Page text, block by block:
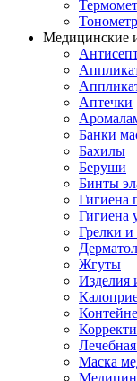
Медицинские
Аптечки
Банки
Бахилы
Беруши
Бинты
Гигиена
Гигиена
Грелки
Жгуты
Изделия
Маска